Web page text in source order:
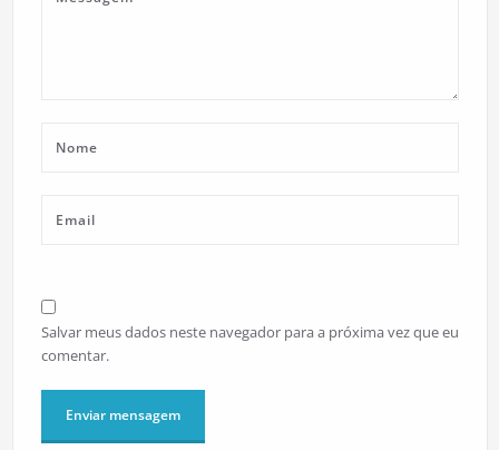
Salvar meus dados neste navegador para a próxima vez que eu
comentar.